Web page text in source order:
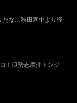
だな…秋田寒中より怪
！伊勢志摩沖トンジ